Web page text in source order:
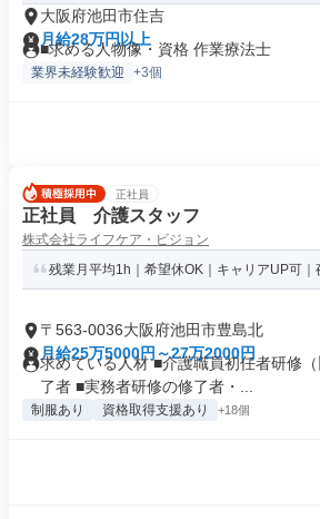
大阪府池田市住吉
月給28万円以上
■求める人物像・資格 作業療法士
業界未経験歓迎 +3個
正社員
正社員 介護スタッフ
株式会社ライフケア・ビジョン
残業月平均1h｜希望休OK｜キャリアUP可
〒563-0036大阪府池田市豊島北
月給25万5000円～27万2000円
求めている人材 ■介護職員初任者研修
了者 ■実務者研修の修了者・...
制服あり 資格取得支援あり +18個